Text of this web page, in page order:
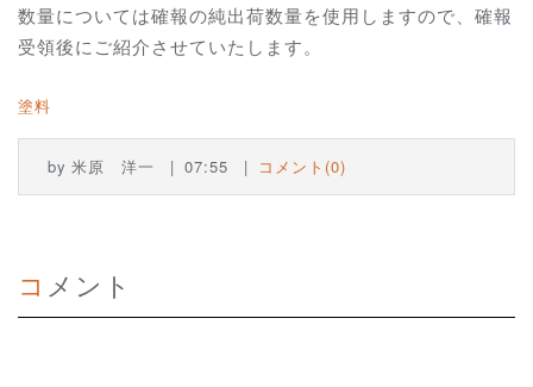
数量については確報の純出荷数量を使用しますので、確報
受領後にご紹介させていたします。
塗料
by 米原 洋一 07:55 コメント(0)
コメント